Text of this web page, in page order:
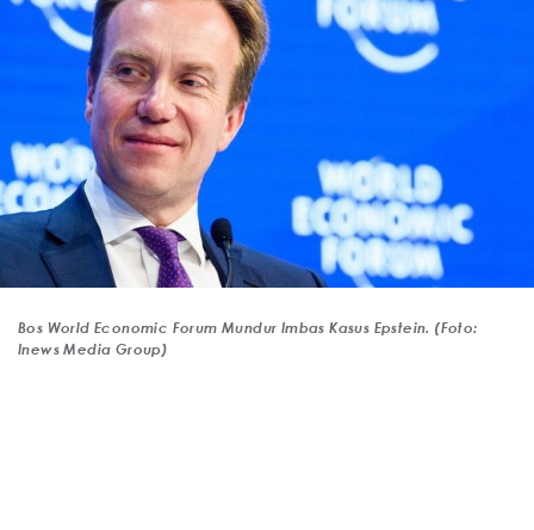
Bos World Economic Forum Mundur Imbas Kasus Epstein. (Foto:
Inews Media Group)